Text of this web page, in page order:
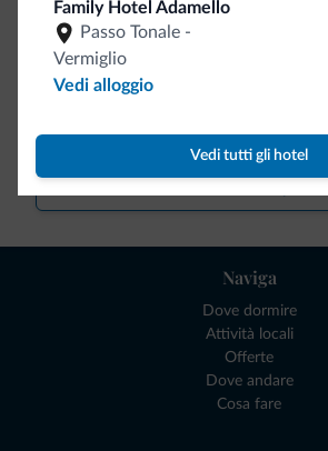
Family Hotel Adamello
Passo Tonale -
Vermiglio
Vedi alloggio
Vedi tutti gli hotel
Naviga
Dove dormire
Attività locali
Offerte
Dove andare
Cosa fare